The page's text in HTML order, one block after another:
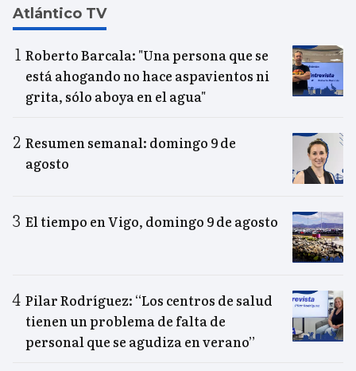
Atlántico TV
Roberto Barcala: "Una persona que se
está ahogando no hace aspavientos ni
grita, sólo aboya en el agua"
Resumen semanal: domingo 9 de
agosto
El tiempo en Vigo, domingo 9 de agosto
Pilar Rodríguez: “Los centros de salud
tienen un problema de falta de
personal que se agudiza en verano”